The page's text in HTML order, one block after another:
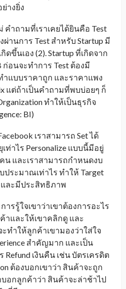
างยิ่ง
ำถามที่เราเคยได้ยินคือ Test
านการ Test สำหรับ Startup มี
ดขึ้นเอง (2). Startup ที่เกิดจาก
ก่อนจะทำการ Test ต้องมี
ำแบบราคาถูก และราคาแพง
แต่ถ้าเป็นคำถามที่พบบ่อยๆ ก็
ทำให้เป็นธุรกิจ
BI)
เราสามารถ Set ได้
ท่าไร Personalize แบบนี้มีอยู่
น และเราสามารถกำหนดงบ
ประมาณเท่าไร ทำให้ Target
และมีประสิทธิภาพ
ารรู้ใจเขาว่าเขาต้องการอะไร
าและให้เขาคลิกดู และ
ทำให้ลูกค้าเขามองว่าใส่ใจ
สำคัญมาก และเป็น
Refund เงินคืน เช่น บัตรเครดิต
ต้องบอกเขาว่า สินค้าจะถูก
อกลูกค้าว่า สินค้าจะล่าช้าไป